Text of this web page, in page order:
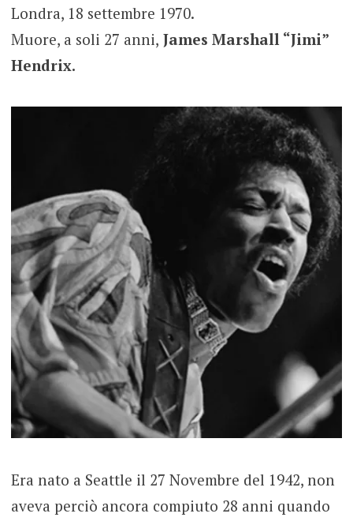
Londra, 18 settembre 1970.
Muore, a soli 27 anni, James Marshall “Jimi”
Hendrix.
Era nato a Seattle il 27 Novembre del 1942, non
aveva perciò ancora compiuto 28 anni quando